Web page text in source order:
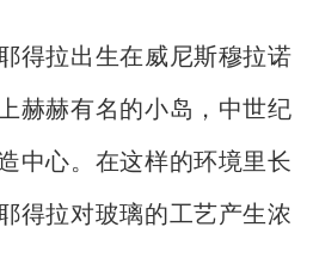
拉出生在威尼斯穆拉诺
赫赫有名的小岛，中世纪
中心。在这样的环境里长
得拉对玻璃的工艺产生浓